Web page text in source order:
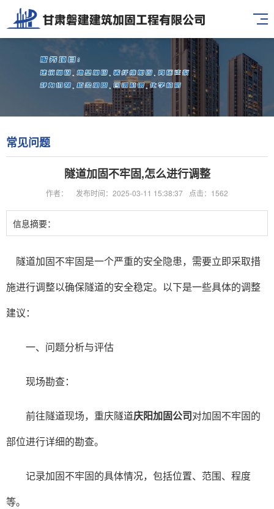
常见问题
隧道加固不牢固,怎么进行调整
作者： 发布时间：2025-03-11 15:38:37 点击：1562
信息摘要：
隧道加固不牢固是一个严重的安全隐患，需要立即采取措
施进行调整以确保隧道的安全稳定。以下是一些具体的调整
建议：
一、问题分析与评估
现场勘查：
前往隧道现场，重庆隧道庆阳加固公司对加固不牢固的
部位进行详细的勘查。
记录加固不牢固的具体情况，包括位置、范围、程度
等。